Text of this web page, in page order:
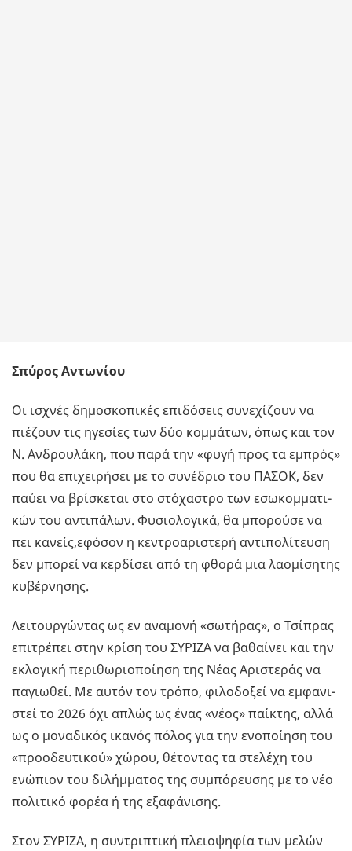
Σπύρος Αντωνίου
Οι ισχνές δη­μο­σκο­πι­κές επι­δό­σεις συ­νε­χί­ζουν να
πιέ­ζουν τις ηγε­σί­ες των δύο κομ­μά­των, όπως και τον
Ν. Αν­δρου­λά­κη, που παρά την «φυγή προς τα εμπρός»
που θα επι­χει­ρή­σει με το συ­νέ­δριο του ΠΑΣΟΚ, δεν
παύει να βρί­σκε­ται στο στό­χα­στρο των εσω­κομ­μα­τι­
κών του αντι­πά­λων. Φυ­σιο­λο­γι­κά, θα μπο­ρού­σε να
πει κα­νείς,εφό­σον η κε­ντρο­α­ρι­στε­ρή αντι­πο­λί­τευ­ση
δεν μπο­ρεί να κερ­δί­σει από τη φθορά μια λα­ο­μί­ση­της
κυ­βέρ­νη­σης.
Λει­τουρ­γώ­ντας ως εν ανα­μο­νή «σω­τή­ρας», ο Τσί­πρας
επι­τρέ­πει στην κρίση του ΣΥ­ΡΙ­ΖΑ να βα­θαί­νει και την
εκλο­γι­κή πε­ρι­θω­ριο­ποί­η­ση της Νέας Αρι­στε­ράς να
πα­γιω­θεί. Με αυτόν τον τρόπο, φι­λο­δο­ξεί να εμ­φα­νι­
στεί το 2026 όχι απλώς ως ένας «νέος» παί­κτης, αλλά
ως ο μο­να­δι­κός ικα­νός πόλος για την ενο­ποί­η­ση του
«προ­ο­δευ­τι­κού» χώρου, θέ­το­ντας τα στε­λέ­χη του
ενώ­πιον του δι­λήμ­μα­τος της συ­μπό­ρευ­σης με το νέο
πο­λι­τι­κό φορέα ή της εξα­φά­νι­σης.
Στον ΣΥ­ΡΙ­ΖΑ, η συ­ντρι­πτι­κή πλειο­ψη­φία των μελών